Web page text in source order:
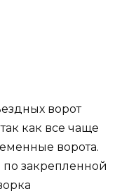
ворот
как все чаще
ворота.
закрепленной